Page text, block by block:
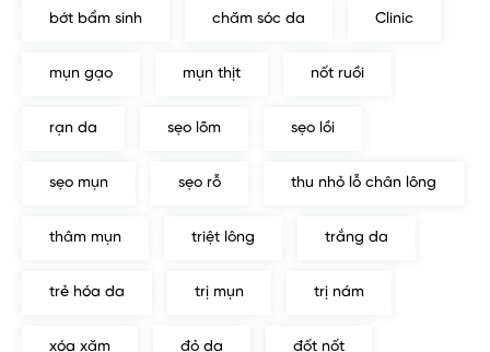
bớt bẩm sinh chăm sóc da Clinic
mụn gạo mụn thịt nốt ruồi
rạn da sẹo lõm sẹo lồi
sẹo mụn sẹo rỗ thu nhỏ lỗ chân lông
thâm mụn triệt lông trắng da
trẻ hóa da trị mụn trị nám
xóa xăm đỏ da đốt nốt